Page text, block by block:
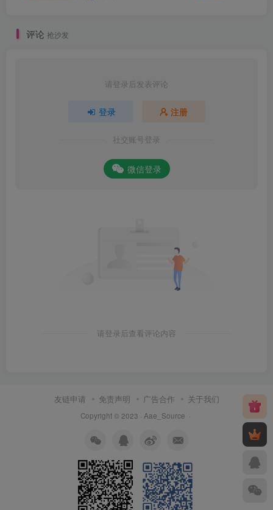
评论 抢沙发
请登录后发表评论
登录 注册
社交账号登录
微信登录
请登录后查看评论内容
友链申请 免责声明 广告合作 关于我们
Copyright © 2023 · Aae_Source ·